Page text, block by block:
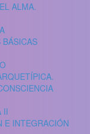
ALMA.
II
E INTEGRACIÓN